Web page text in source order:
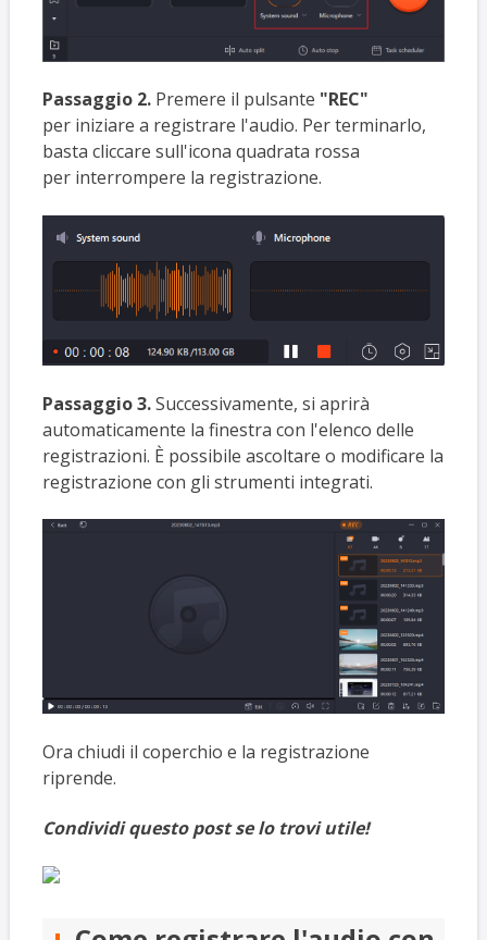
Passaggio 2.Premere il pulsante "REC"
per iniziare a registrare l'audio. Per terminarlo,
basta cliccare sull'icona quadrata rossa
per interrompere la registrazione.
Passaggio 3.Successivamente, si aprirà
automaticamente la finestra con l'elenco delle
registrazioni. È possibile ascoltare o modificare la
registrazione con gli strumenti integrati.
Ora chiudi il coperchio e la registrazione
riprende.
Condividi questo post se lo trovi utile!